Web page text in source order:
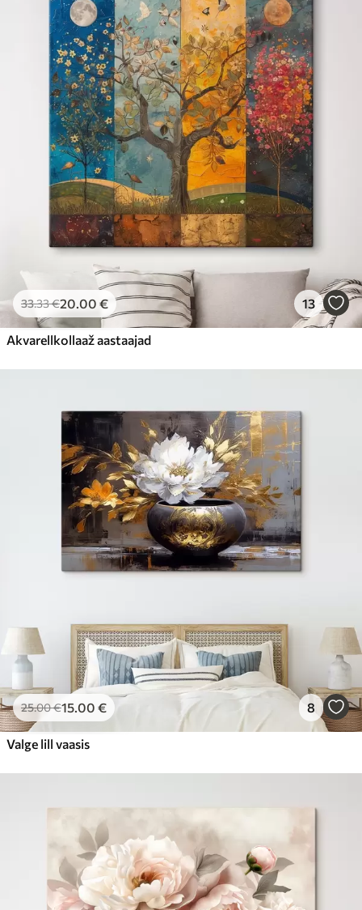
33.33€20.00 € 13
Akvarellkollaaž aastaajad
25.00€15.00 € 8
Valge lill vaasis